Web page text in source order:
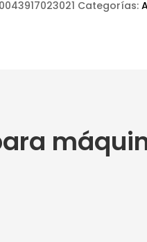
0043917023021 Categorías: